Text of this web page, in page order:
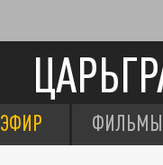
ЭФИР ФИЛЬМЫ